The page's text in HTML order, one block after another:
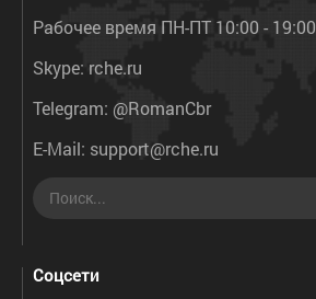
Рабочее время ПН-ПТ 10:00 - 19:00
Skype: rche.ru
Telegram: @RomanCbr
E-Mail: support@rche.ru
Соцсети